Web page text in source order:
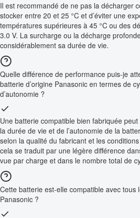
Il est recommandé de ne pas la décharger
stocker entre 20 et 25 °C et d’éviter une
températures supérieures à 45 °C ou des
3.0 V. La surcharge ou la décharge
considérablement sa durée de vie.
Quelle différence de performance puis-je
batterie d’origine Panasonic en termes de
d’autonomie ?
Une batterie compatible bien fabriquée
la durée de vie et de l’autonomie de la
selon la qualité du fabricant et les
cela se traduit par une légère différence
vue par charge et dans le nombre total de
Cette batterie est-elle compatible avec tous
Panasonic ?